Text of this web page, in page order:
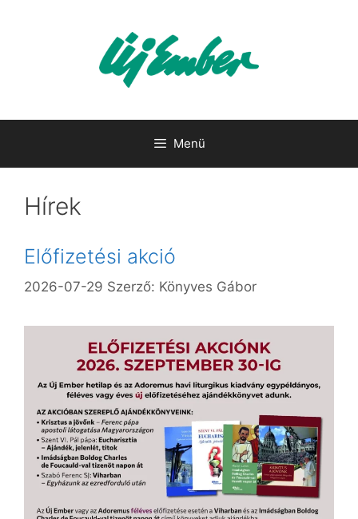
Menü
Hírek
Előfizetési akció
2026-07-29 Szerző: Könyves Gábor